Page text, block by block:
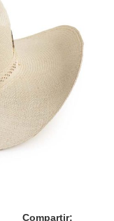
Compartir: